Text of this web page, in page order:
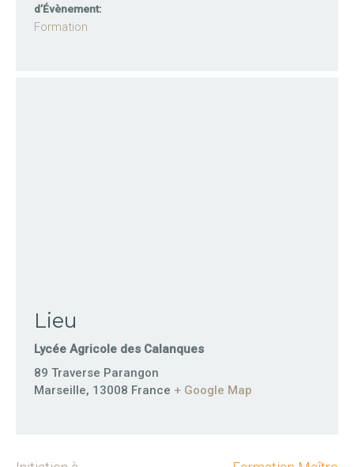
d’Évènement:
Formation
Lieu
Lycée Agricole des Calanques
89 Traverse Parangon
Marseille, 13008 France + Google Map